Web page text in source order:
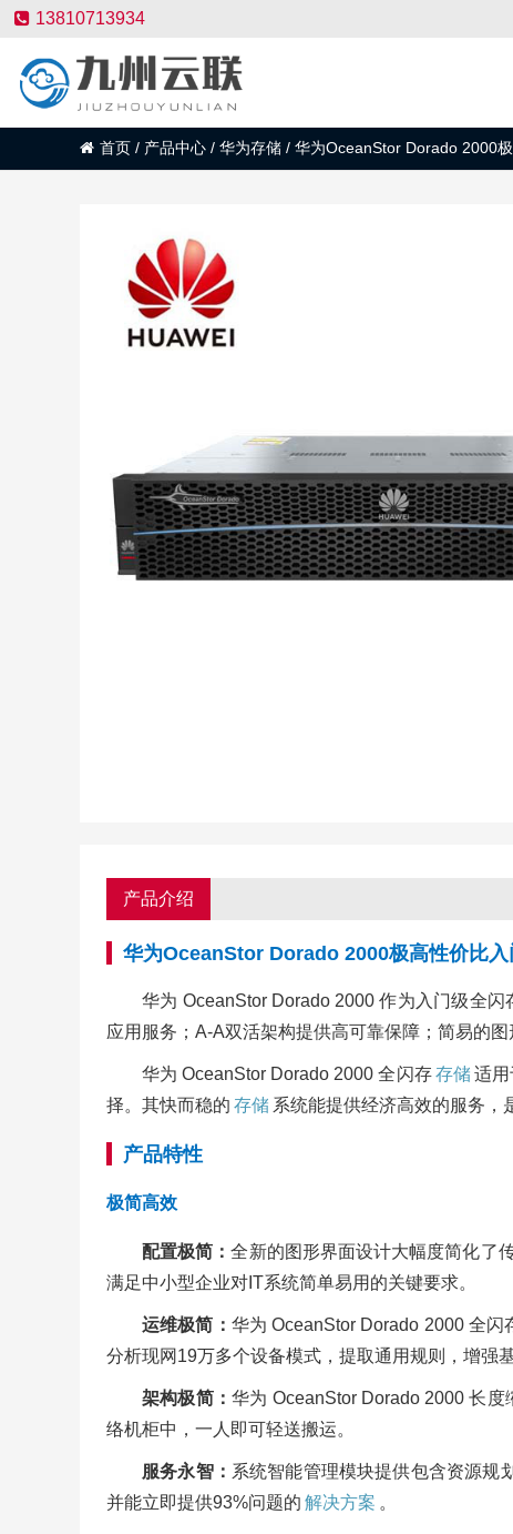
13810713934
首页 / 产品中心 / 华为存储 / 华为OceanStor Dorado 2000
产品介绍
华为OceanStor Dorado 2000极高性价比入
华为 OceanStor Dorado 2000 作为入门级全闪
应用服务；A-A双活架构提供高可靠保障；简易的
华为 OceanStor Dorado 2000 全闪存存储 适
择。其快而稳的 存储 系统能提供经济高效的服务，
产品特性
极简高效
配置极简：全新的图形界面设计大幅度简化了
满足中小型企业对IT系统简单易用的关键要求。
运维极简： 华为 OceanStor Dorado 2000 全闪
分析现网19万多个设备模式，提取通用规则，增强
架构极简：华为 OceanStor Dorado 2000 长
络机柜中，一人即可轻送搬运。
服务永智： 系统智能管理模块提供包含资源规
并能立即提供93%问题的 解决方案 。